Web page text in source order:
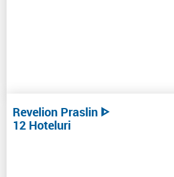
Revelion Praslin ᐈ
12 Hoteluri